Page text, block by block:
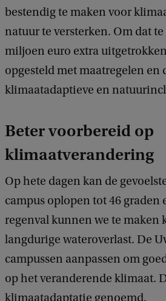
bestendig te maken voor
natuur te versterken. Om dat
miljoen euro extra
opgesteld met maatregelen en
klimaatadaptieve en
Beter voorbereid op
klimaatverandering
Op hete dagen kan de
campus oplopen tot 46 graden
regenval kunnen we te maken
langdurige wateroverlast. De
campussen aanpassen om
op het veranderende klimaat.
klimaatadaptatie genoemd.